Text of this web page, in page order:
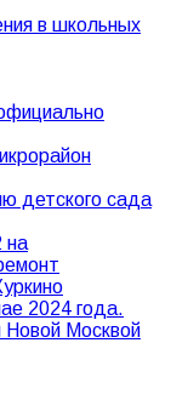
в школьных
детского сада
на
2024 года.
Москвой